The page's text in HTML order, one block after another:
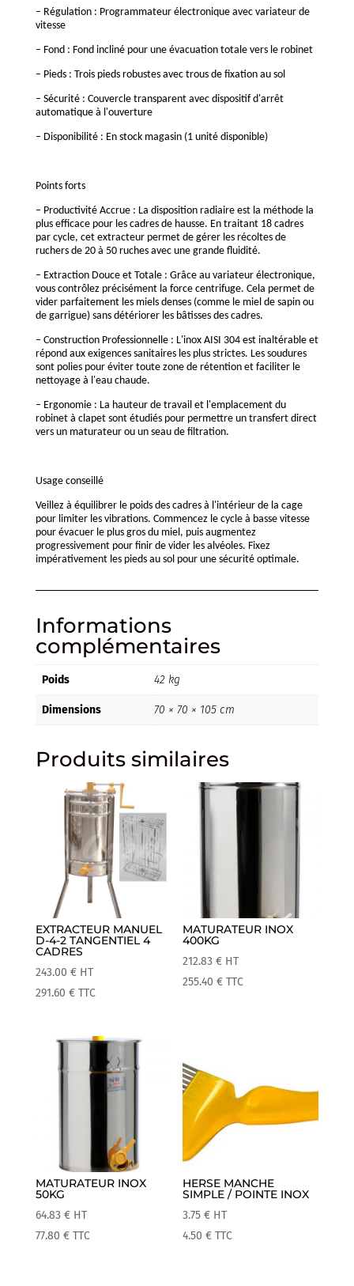
– Régulation : Programmateur électronique avec variateur de
vitesse
– Fond : Fond incliné pour une évacuation totale vers le robinet
– Pieds : Trois pieds robustes avec trous de fixation au sol
– Sécurité : Couvercle transparent avec dispositif d'arrêt
automatique à l'ouverture
– Disponibilité : En stock magasin (1 unité disponible)
Points forts
– Productivité Accrue : La disposition radiaire est la méthode la
plus efficace pour les cadres de hausse. En traitant 18 cadres
par cycle, cet extracteur permet de gérer les récoltes de
ruchers de 20 à 50 ruches avec une grande fluidité.
– Extraction Douce et Totale : Grâce au variateur électronique,
vous contrôlez précisément la force centrifuge. Cela permet de
vider parfaitement les miels denses (comme le miel de sapin ou
de garrigue) sans détériorer les bâtisses des cadres.
– Construction Professionnelle : L'inox AISI 304 est inaltérable et
répond aux exigences sanitaires les plus strictes. Les soudures
sont polies pour éviter toute zone de rétention et faciliter le
nettoyage à l'eau chaude.
– Ergonomie : La hauteur de travail et l'emplacement du
robinet à clapet sont étudiés pour permettre un transfert direct
vers un maturateur ou un seau de filtration.
Usage conseillé
Veillez à équilibrer le poids des cadres à l'intérieur de la cage
pour limiter les vibrations. Commencez le cycle à basse vitesse
pour évacuer le plus gros du miel, puis augmentez
progressivement pour finir de vider les alvéoles. Fixez
impérativement les pieds au sol pour une sécurité optimale.
Informations
complémentaires
Poids 42 kg
Dimensions 70 × 70 × 105 cm
Produits similaires
EXTRACTEUR MANUEL
D-4-2 TANGENTIEL 4
CADRES
243.00 € HT
291.60 € TTC
MATURATEUR INOX
400KG
212.83€ HT
255.40€ TTC
MATURATEUR INOX
50KG
64.83 € HT
77.80 € TTC
HERSE MANCHE
SIMPLE / POINTE INOX
3.75€ HT
4.50€ TTC